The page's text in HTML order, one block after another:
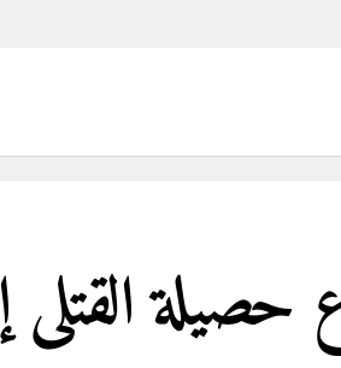
القتلى إلى 22